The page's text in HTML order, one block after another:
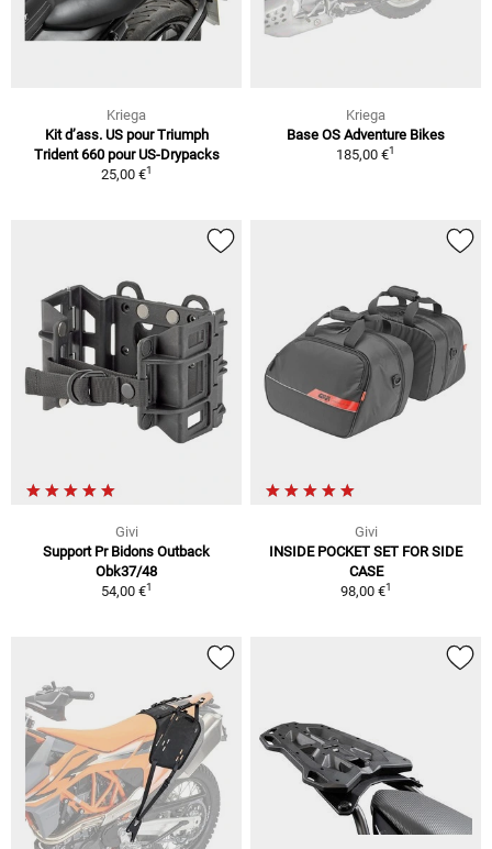
Kriega
Kit d’ass. US pour Triumph
Trident 660 pour US-Drypacks
25,00 €1
Kriega
Base OS Adventure Bikes
185,00 €1
Givi
Support Pr Bidons Outback
Obk37/48
54,00 €1
Givi
INSIDE POCKET SET FOR SIDE
CASE
98,00 €1